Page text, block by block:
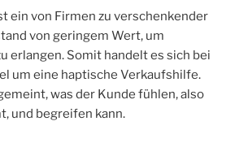
ein von Firmen zu verschenkender
von geringem Wert, um
erlangen. Somit handelt es sich bei
um eine haptische Verkaufshilfe.
was der Kunde fühlen, also
und begreifen kann.